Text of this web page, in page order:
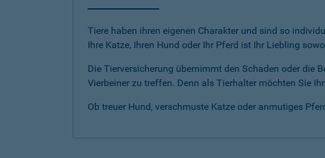
Tiere haben ihren eigenen Charakter und sind so
Ihre Katze, Ihren Hund oder Ihr Pferd ist Ihr Liebling
Die Tierversicherung übernimmt den Schaden oder die
Vierbeiner zu treffen. Denn als Tierhalter möchten Sie
Ob treuer Hund, verschmuste Katze oder anmutiges